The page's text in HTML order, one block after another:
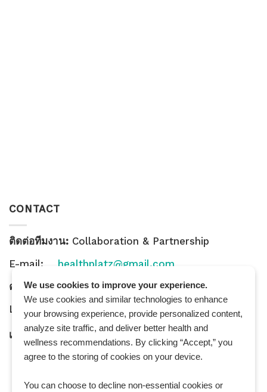
CONTACT
ติดต่อทีมงาน: Collaboration & Partnership
E-mail: healthplatz@gmail.com
คำถามทั่วไป:General Inquiry
LINE Official ID:
@Healthplatz
เพิ่มเพื่อนAdd LINE :https://lin.ee/sqNlLtc
We use cookies to improve your experience.
We use cookies and similar technologies to enhance
your browsing experience, provide personalized content,
analyze site traffic, and deliver better health and
wellness recommendations. By clicking “Accept,” you
agree to the storing of cookies on your device.
You can choose to decline non-essential cookies or